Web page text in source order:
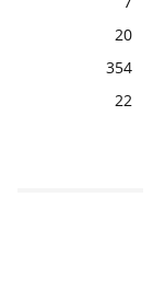
20
354
22